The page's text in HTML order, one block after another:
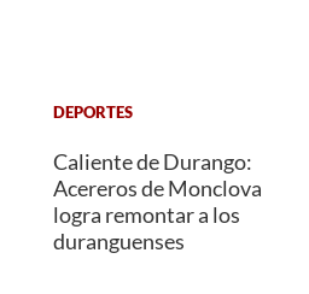
DEPORTES
Caliente de Durango:
Acereros de Monclova
logra remontar a los
duranguenses